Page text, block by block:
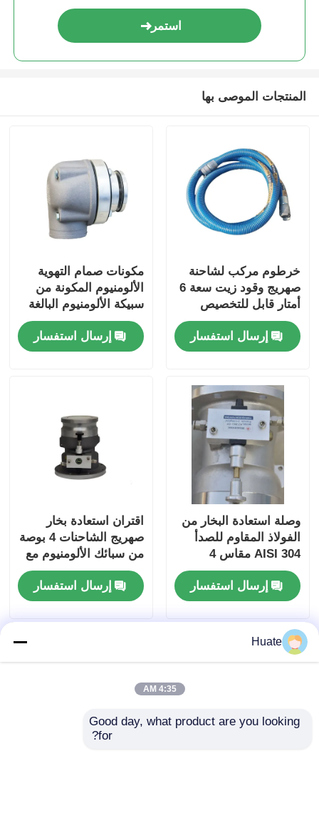
استمر
المنتجات الموصى بها
خرطوم مركب لشاحنة
صهريج وقود زيت سعة 6
أمتار قابل للتخصيص
لحجم الفوهة لتحقيق
الأداء الأمثلإرسال استفسار
مكونات صمام التهوية
الألومنيوم المكونة من
سبيكة الألومنيوم البالغة
4 بوصات لأنظمة تهوية
لوحة جانبية شاحنة
ناقلات النفط التي تضمن
إرسال استفسار
وصلة استعادة البخار من
الفولاذ المقاوم للصدأ
AISI 304 مقاس 4
بوصات لشاحنات
الصهريج، أداة متوافقة
مع API ومقبولة من قبل
الشركات المصنعة
الأصلية
إرسال استفسار
اقتران استعادة بخار
صهريج الشاحنات 4 بوصة
من سبائك الألومنيوم مع
صمام متشابك متين
ومضاد للتسرب
إرسال استفسار
Huate
4:35 AM
Good day, what product are you looking
for?